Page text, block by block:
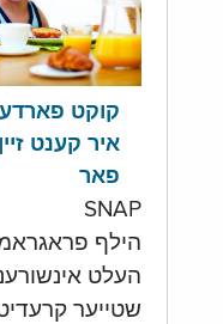
קוקט
איר קענט
פאר
SNAP
הילף
העלט
שטייער